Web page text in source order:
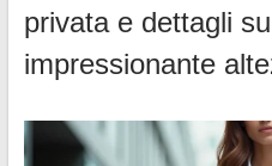
privata e dettagli
impressionante